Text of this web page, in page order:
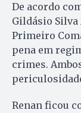
De acordo
Gildásio
Primeiro
pena em
crimes.
Renan ficou